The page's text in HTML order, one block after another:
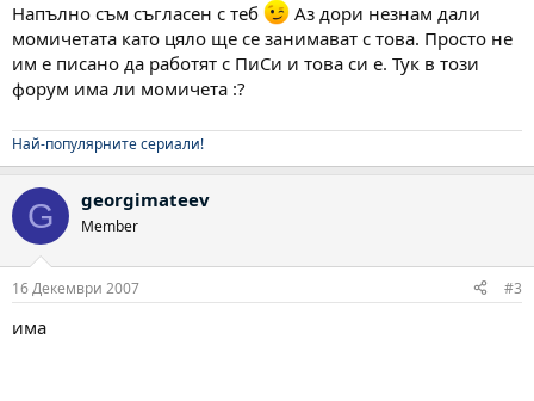
Напълно съм съгласен с теб
Аз дори незнам дали
момичетата като цяло ще се занимават с това. Просто не
им е писано да работят с ПиСи и това си е. Тук в този
форум има ли момичета :?
Най-популярните сериали!
G georgimateev
Member
16 Декември 2007 #3
има